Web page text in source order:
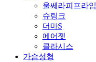
울쎄라피프라임
슈링크
더마S
에어젯
클라시스
가슴성형